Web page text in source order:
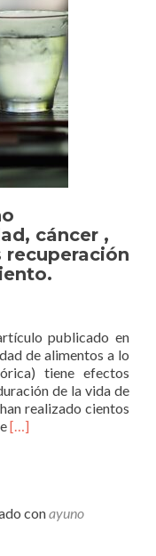
y
alimentos
integrales
no
procesados.
cáncer ,
publicado en
de alimentos a lo
tiene efectos
de la vida de
realizado cientos
Leer
en
[…]
conayuno